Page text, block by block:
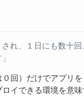
れ、１日にも数十回
回）だけでアプリを
イできる環境を意味